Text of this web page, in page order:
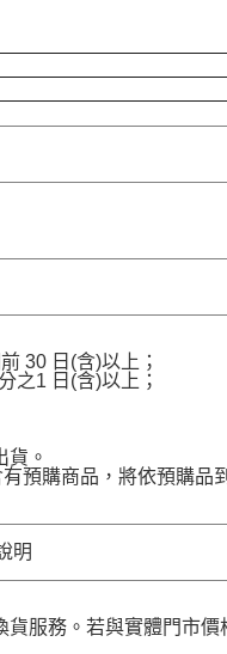
30 日(含)以上；
之1 日(含)以上；
貨。
預購商品，將依預購品
明
服務。若與實體門市